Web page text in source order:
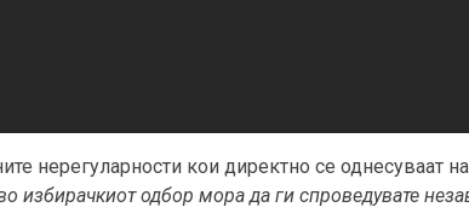
нерегуларности кои директно се однесуваат на
избирачкиот одбор мора да ги спроведувате